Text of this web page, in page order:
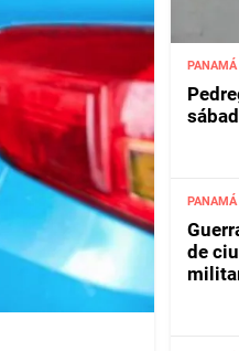
PANAMÁ
PANAMÁ
de